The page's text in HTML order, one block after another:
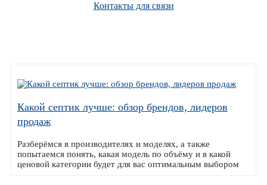
Контакты для связи
Какой септик лучше: обзор брендов, лидеров
продаж
Разберёмся в производителях и моделях, а также
попытаемся понять, какая модель по объёму и в какой
ценовой категории будет для вас оптимальным выбором